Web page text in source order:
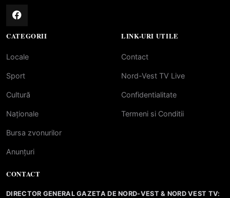
CATEGORII
Locale
Sport
Cultură
Naționale
Bursa zvonurilor
Anunțuri
LINK-URI UTILE
Contact
Nord-Vest TV Live
Confidentialitate
Termeni si Conditii
CONTACT
DIRECTOR GENERAL GAZETA DE NORD-VEST & NORD VEST TV: